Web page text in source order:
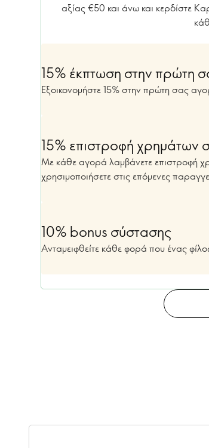
αξίας €50 και άνω και κερδίστε
15% έκπτωση στην πρώτη
Εξοικονομήστε 15% στην πρώτη σας
15% επιστροφή χρημάτων
Με κάθε αγορά λαμβάνετε επιστροφή
χρησιμοποιήσετε στις επόμενες
10% bonus σύστασης
Ανταμειφθείτε κάθε φορά που ένας